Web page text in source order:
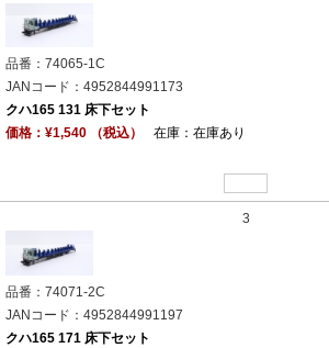
品番：74065-1C
JANコード：4952844991173
クハ165 131 床下セット
価格：¥1,540 （税込）
在庫：在庫あり
3
品番：74071-2C
JANコード：4952844991197
クハ165 171 床下セット